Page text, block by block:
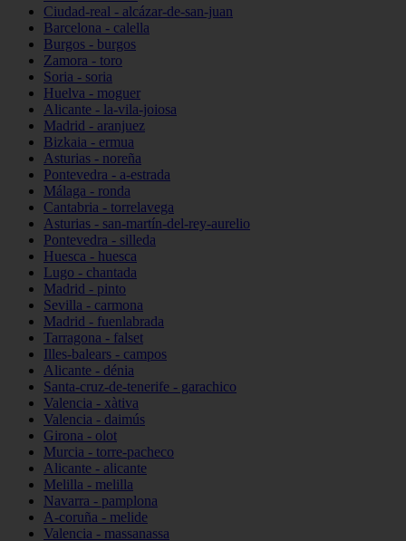
Ciudad-real - alcázar-de-san-juan
Barcelona - calella
Burgos - burgos
Zamora - toro
Soria - soria
Huelva - moguer
Alicante - la-vila-joiosa
Madrid - aranjuez
Bizkaia - ermua
Asturias - noreña
Pontevedra - a-estrada
Málaga - ronda
Cantabria - torrelavega
Asturias - san-martín-del-rey-aurelio
Pontevedra - silleda
Huesca - huesca
Lugo - chantada
Madrid - pinto
Sevilla - carmona
Madrid - fuenlabrada
Tarragona - falset
Illes-balears - campos
Alicante - dénia
Santa-cruz-de-tenerife - garachico
Valencia - xàtiva
Valencia - daimús
Girona - olot
Murcia - torre-pacheco
Alicante - alicante
Melilla - melilla
Navarra - pamplona
A-coruña - melide
Valencia - massanassa